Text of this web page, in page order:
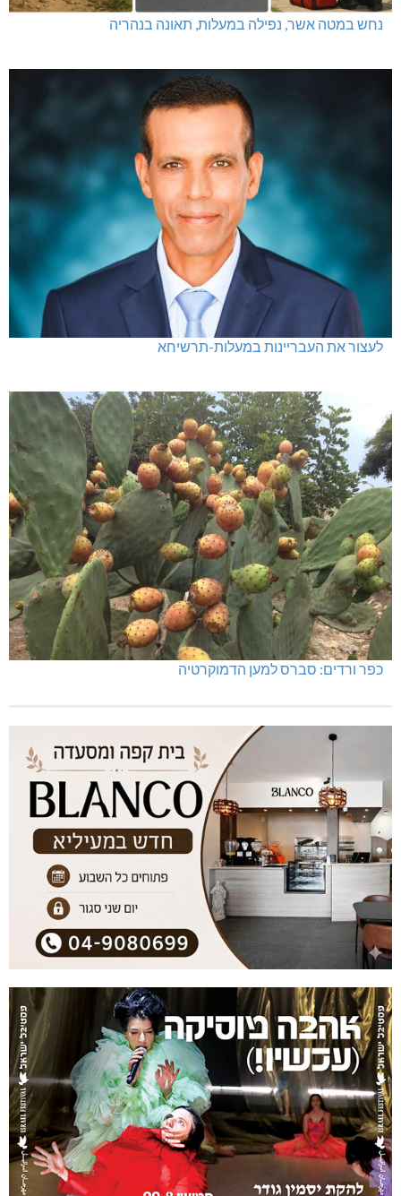
נחש במטה אשר, נפילה במעלות, תאונה בנהריה
לעצור את העבריינות במעלות-תרשיחא
כפר ורדים: סברס למען הדמוקרטיה